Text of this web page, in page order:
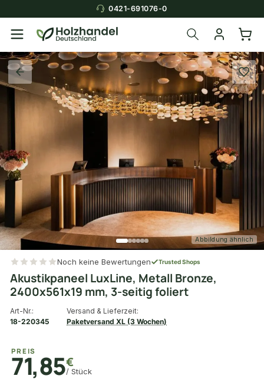
0421-691076-0
Abbildung ähnlich
Noch keine Bewertungen Trusted Shops
Akustikpaneel LuxLine, Metall Bronze,
2400x561x19 mm, 3-seitig foliert
Art-Nr.:
18-220345
Versand & Lieferzeit:
Paketversand XL (3 Wochen)
PREIS
71,85€
/ Stück